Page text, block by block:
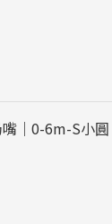
｜0-6m-S小圓